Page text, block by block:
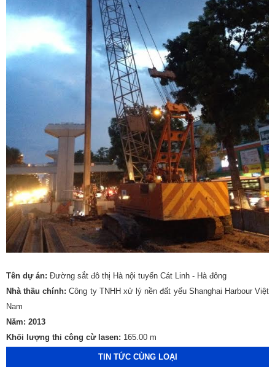
Tên dự án: Đường sắt đô thị Hà nội tuyến Cát Linh - Hà đông
Nhà thầu chính: Công ty TNHH xử lý nền đất yếu Shanghai Harbour Việt
Nam
Năm: 2013
Khối lượng thi công cừ lasen: 165.00 m
TIN TỨC CÙNG LOẠI